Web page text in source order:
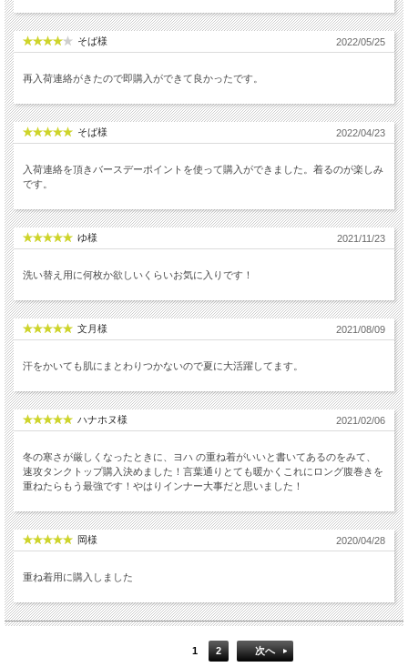
そば様 2022/05/25
再入荷連絡がきたので即購入ができて良かったです。
そば様 2022/04/23
入荷連絡を頂きバースデーポイントを使って購入ができました。着るのが楽しみ
です。
ゆ様 2021/11/23
洗い替え用に何枚か欲しいくらいお気に入りです！
文月様 2021/08/09
汗をかいても肌にまとわりつかないので夏に大活躍してます。
ハナホヌ様 2021/02/06
冬の寒さが厳しくなったときに、ヨハ の重ね着がいいと書いてあるのをみて、
速攻タンクトップ購入決めました！言葉通りとても暖かくこれにロング腹巻きを
重ねたらもう最強です！やはりインナー大事だと思いました！
岡様 2020/04/28
重ね着用に購入しました
1 2 次へ